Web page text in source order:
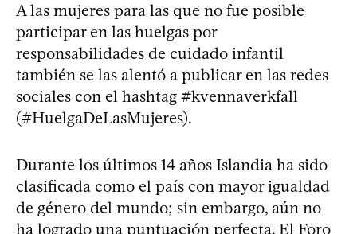
A las mujeres para las que no fue posible
participar en las huelgas por
responsabilidades de cuidado infantil
también se las alentó a publicar en las redes
sociales con el hashtag #kvennaverkfall
(#HuelgaDeLasMujeres).
Durante los últimos 14 años Islandia ha sido
clasificada como el país con mayor igualdad
de género del mundo; sin embargo, aún no
ha logrado una puntuación perfecta. El Foro